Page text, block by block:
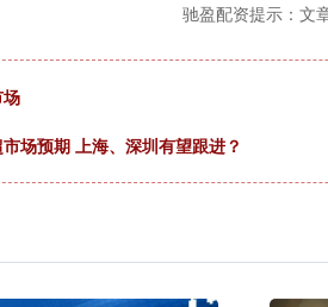
驰盈配资提示：文
场预期 上海、深圳有望跟进？